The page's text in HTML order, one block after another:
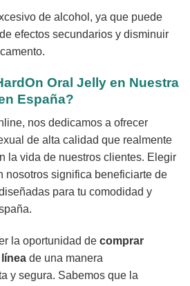
de alcohol, ya que puede
efectos secundarios y disminuir
Oral Jelly en Nuestra
España?
nos dedicamos a ofrecer
de alta calidad que realmente
la vida de nuestros clientes. Elegir
nosotros significa beneficiarte de
para tu comodidad y
la oportunidad de comprar
de una manera
y segura. Sabemos que la